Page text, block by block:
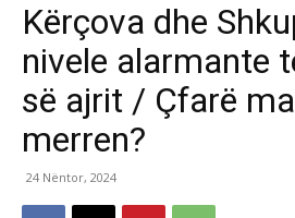
Kërçova dhe
nivele alarmante
së ajrit / Çfarë
merren?
24 Nëntor, 2024